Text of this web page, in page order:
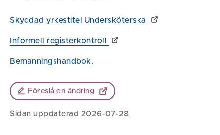
Skyddad yrkestitel Undersköterska
Informell registerkontroll
Bemanningshandbok.
Föreslå en ändring
Sidan uppdaterad 2026-07-28